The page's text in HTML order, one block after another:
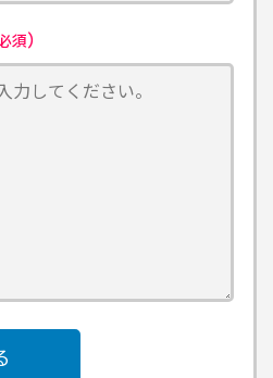
須）